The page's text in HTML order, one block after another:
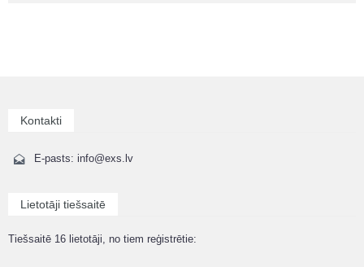
Kontakti
E-pasts: info@exs.lv
Lietotāji tiešsaitē
Tiešsaitē 16 lietotāji, no tiem reģistrētie: